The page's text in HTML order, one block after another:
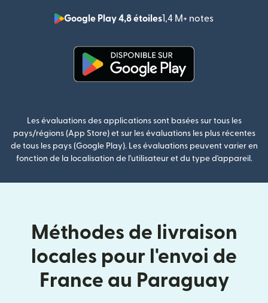
Google Play 4,8 étoiles1,4 M+ notes
Les évaluations des applications sont basées sur tous les
pays/régions (App Store) et sur les évaluations les plus récentes
de tous les pays (Google Play). Les évaluations peuvent varier en
fonction de la localisation de l'utilisateur et du type d'appareil.
Méthodes de livraison
locales pour l'envoi de
France au Paraguay